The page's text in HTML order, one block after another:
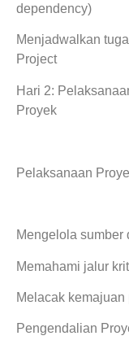
dependency)
Menjadwalkan
Project
Hari 2:
Proyek
Pelaksanaan
Mengelola sumber
Memahami jalur
Melacak
Pengendalian